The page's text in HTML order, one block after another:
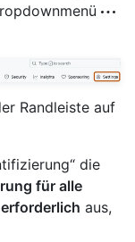
Randleiste auf
die
für alle
aus,